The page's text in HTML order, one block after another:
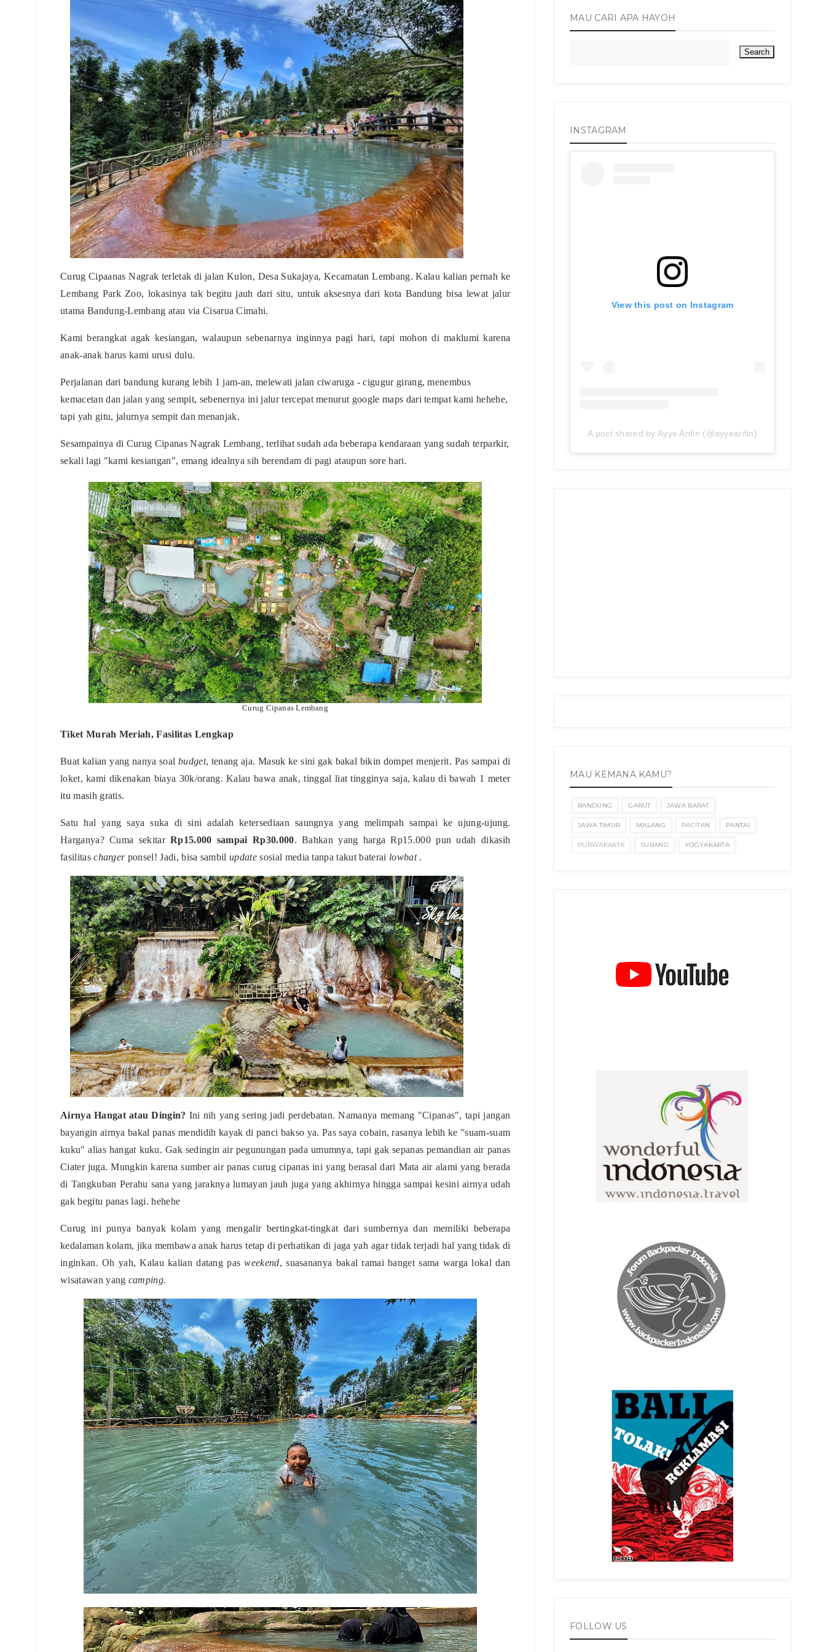
Curug Cipaanas Nagrak terletak di jalan Kulon, Desa Sukajaya, Kecamatan Lembang. Kalau kalian pernah ke
Lembang Park Zoo, lokasinya tak begitu jauh dari situ, untuk aksesnya dari kota Bandung bisa lewat jalur
utama Bandung-Lembang atau via Cisarua Cimahi.
Kami berangkat agak kesiangan, walaupun sebenarnya inginnya pagi hari, tapi mohon di maklumi karena
anak-anak harus kami urusi dulu.
Perjalanan dari bandung kurang lebih 1 jam-an, melewati jalan ciwaruga - cigugur girang, menembus
kemacetan dan jalan yang sempit, sebenernya ini jalur tercepat menurut google maps dari tempat kami hehehe,
tapi yah gitu, jalurnya sempit dan menanjak.
Sesampainya di Curug Cipanas Nagrak Lembang, terlihat sudah ada beberapa kendaraan yang sudah terparkir,
sekali lagi "kami kesiangan", emang idealnya sih berendam di pagi ataupun sore hari.
Curug Cipanas Lembang
Tiket Murah Meriah, Fasilitas Lengkap
Buat kalian yang nanya soal budget, tenang aja. Masuk ke sini gak bakal bikin dompet menjerit. Pas sampai di
loket, kami dikenakan biaya 30k/orang. Kalau bawa anak, tinggal liat tingginya saja, kalau di bawah 1 meter
itu masih gratis.
Satu hal yang saya suka di sini adalah ketersediaan saungnya yang melimpah sampai ke ujung-ujung.
Harganya? Cuma sekitarRp15.000 sampai Rp30.000. Bahkan yang harga Rp15.000 pun udah dikasih
fasilitaschargerponsel! Jadi, bisa sambilupdate sosial media tanpa takut baterai lowbat.
Airnya Hangat atau Dingin? Ini nih yang sering jadi perdebatan. Namanya memang "Cipanas", tapi jangan
bayangin airnya bakal panas mendidih kayak di panci bakso ya. Pas saya cobain, rasanya lebih ke "suam-suam
kuku" alias hangat kuku. Gak sedingin air pegunungan pada umumnya, tapi gak sepanas pemandian air panas
Ciater juga. Mungkin karena sumber air panas curug cipanas ini yang berasal dari Mata air alami yang berada
di Tangkuban Perahu sana yang jaraknya lumayan jauh juga yang akhirnya hingga sampai kesini airnya udah
gak begitu panas lagi. hehehe
Curug ini punya banyak kolam yang mengalir bertingkat-tingkat dari sumbernya dan memiliki beberapa
kedalaman kolam, jika membawa anak harus tetap di perhatikan di jaga yah agar tidak terjadi hal yang tidak di
inginkan. Oh yah, Kalau kalian datang pasweekend, suasananya bakal ramai banget sama warga lokal dan
wisatawan yang camping.
MAU CARI APA HAYOH
INSTAGRAM
View this post on Instagram
A post shared by Ayye Arifin (@ayyearifin)
MAU KEMANA KAMU?
BANDUNG GARUT JAWA BARAT
JAWA TIMUR MALANG PACITAN PANTAI
PURWAKARTA SUBANG YOGYAKARTA
FOLLOW US